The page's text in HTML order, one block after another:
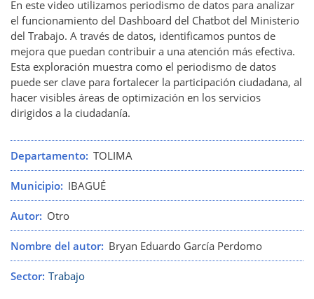
En este video utilizamos periodismo de datos para analizar
el funcionamiento del Dashboard del Chatbot del Ministerio
del Trabajo. A través de datos, identificamos puntos de
mejora que puedan contribuir a una atención más efectiva.
Esta exploración muestra como el periodismo de datos
puede ser clave para fortalecer la participación ciudadana, al
hacer visibles áreas de optimización en los servicios
dirigidos a la ciudadanía.
Departamento TOLIMA
Municipio IBAGUÉ
Autor Otro
Nombre del autor Bryan Eduardo García Perdomo
Sector Trabajo